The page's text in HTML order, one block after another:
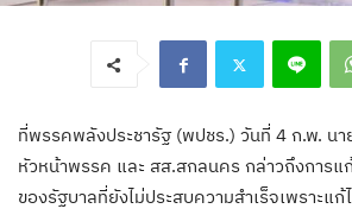
ที่พรรคพลังประชารัฐ (พปชร.) วันที่ 4 ก.พ. นา
หัวหน้าพรรค และ สส.สกลนคร กล่าวถึงการ
ของรัฐบาลที่ยังไม่ประสบความสำเร็จเพราะแ